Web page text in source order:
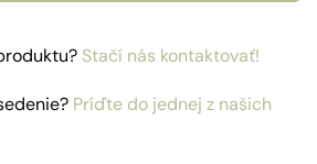
Stačí nás kontaktovať!
Príďte do jednej z našich